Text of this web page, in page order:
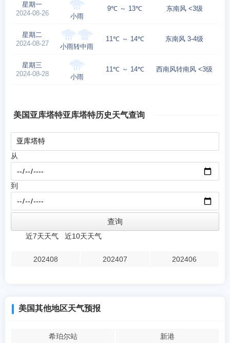
星期一
2024-08-26
小雨
9℃ ～ 13℃ 东南风 <3级
星期二
2024-08-27
小雨转中雨
11℃ ～ 14℃ 东南风 3-4级
星期三
2024-08-28
小雨
11℃ ～ 14℃ 西南风转南风 <3级
美国亚库塔特亚库塔特历史天气查询
从
到
近7天天气 近10天天气
202408 202407 202406
美国其他地区天气预报
希珀尔站
新港